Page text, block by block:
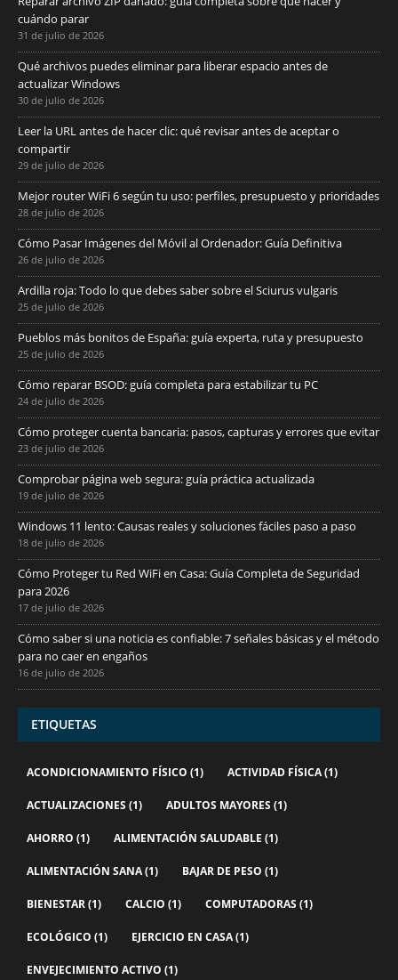
cuándo parar
31 de julio de 2026
Qué archivos puedes eliminar para liberar espacio antes de
actualizar Windows
30 de julio de 2026
Leer la URL antes de hacer clic: qué revisar antes de aceptar o
compartir
29 de julio de 2026
Mejor router WiFi 6 según tu uso: perfiles, presupuesto y prioridades
28 de julio de 2026
Cómo Pasar Imágenes del Móvil al Ordenador: Guía Definitiva
26 de julio de 2026
Ardilla roja: Todo lo que debes saber sobre el Sciurus vulgaris
25 de julio de 2026
Pueblos más bonitos de España: guía experta, ruta y presupuesto
25 de julio de 2026
Cómo reparar BSOD: guía completa para estabilizar tu PC
24 de julio de 2026
Cómo proteger cuenta bancaria: pasos, capturas y errores que evitar
23 de julio de 2026
Comprobar página web segura: guía práctica actualizada
19 de julio de 2026
Windows 11 lento: Causas reales y soluciones fáciles paso a paso
18 de julio de 2026
Cómo Proteger tu Red WiFi en Casa: Guía Completa de Seguridad
para 2026
17 de julio de 2026
Cómo saber si una noticia es confiable: 7 señales básicas y el método
para no caer en engaños
16 de julio de 2026
ETIQUETAS
ACONDICIONAMIENTO FÍSICO (1) ACTIVIDAD FÍSICA(1)
ACTUALIZACIONES (1) ADULTOS MAYORES (1)
AHORRO (1) ALIMENTACIÓN SALUDABLE (1)
ALIMENTACIÓN SANA(1) BAJAR DE PESO (1)
BIENESTAR(1) CALCIO (1) COMPUTADORAS (1)
ECOLÓGICO (1) EJERCICIO EN CASA(1)
ENVEJECIMIENTO ACTIVO (1)